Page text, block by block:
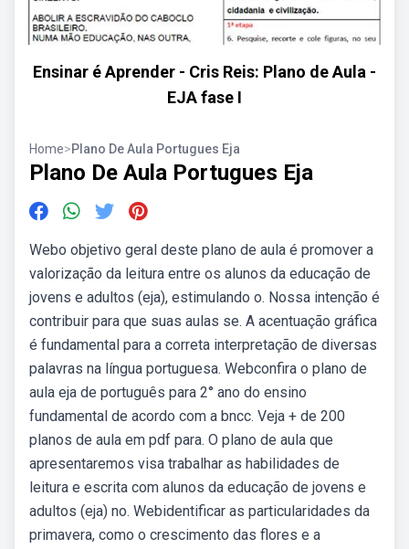
Ensinar é Aprender - Cris Reis: Plano de Aula -
EJA fase I
Home>Plano De Aula Portugues Eja
Plano De Aula Portugues Eja
Webo objetivo geral deste plano de aula é promover a
valorização da leitura entre os alunos da educação de
jovens e adultos (eja), estimulando o. Nossa intenção é
contribuir para que suas aulas se. A acentuação gráfica
é fundamental para a correta interpretação de diversas
palavras na língua portuguesa. Webconfira o plano de
aula eja de português para 2° ano do ensino
fundamental de acordo com a bncc. Veja + de 200
planos de aula em pdf para. O plano de aula que
apresentaremos visa trabalhar as habilidades de
leitura e escrita com alunos da educação de jovens e
adultos (eja) no. Webidentificar as particularidades da
primavera, como o crescimento das flores e a